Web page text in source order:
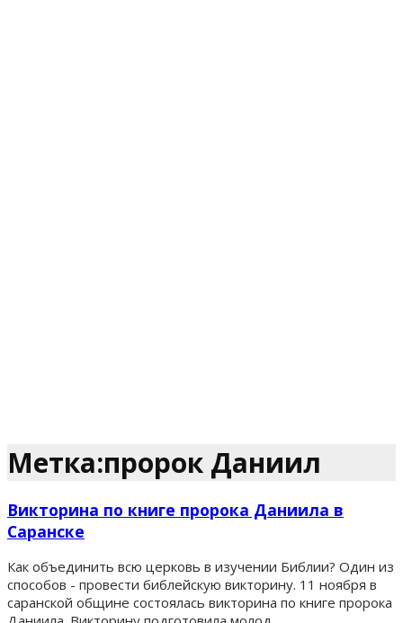
Метка:пророк Даниил
Викторина по книге пророка Даниила в
Саранске
Как объединить всю церковь в изучении Библии? Один из
способов - провести библейскую викторину. 11 ноября в
саранской общине состоялась викторина по книге пророка